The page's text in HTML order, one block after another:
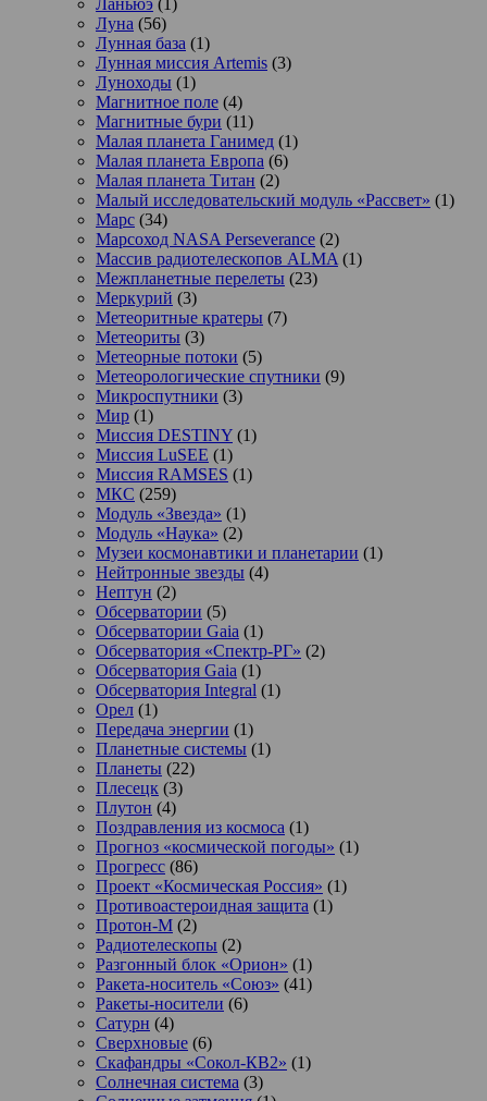
Ланьюэ (1)
Луна (56)
Лунная база (1)
Лунная миссия Artemis (3)
Луноходы (1)
Магнитное поле (4)
Магнитные бури (11)
Малая планета Ганимед (1)
Малая планета Европа (6)
Малая планета Титан (2)
Малый исследовательский модуль «Рассвет» (1)
Марс (34)
Марсоход NASA Perseverance (2)
Массив радиотелескопов ALMA(1)
Межпланетные перелеты (23)
Меркурий (3)
Метеоритные кратеры (7)
Метеориты (3)
Метеорные потоки (5)
Метеорологические спутники (9)
Микроспутники (3)
Мир (1)
Миссия DESTINY (1)
Миссия LuSEE (1)
Миссия RAMSES (1)
МКС (259)
Модуль «Звезда» (1)
Модуль «Наука» (2)
Музеи космонавтики и планетарии (1)
Нейтронные звезды (4)
Нептун (2)
Обсерватории (5)
Обсерватории Gaia (1)
Обсерватория «Спектр-РГ» (2)
Обсерватория Gaia (1)
Обсерватория Integral (1)
Орел (1)
Передача энергии (1)
Планетные системы (1)
Планеты (22)
Плесецк (3)
Плутон (4)
Поздравления из космоса (1)
Прогноз «космической погоды» (1)
Прогресс (86)
Проект «Космическая Россия» (1)
Противоастероидная защита (1)
Протон-М (2)
Радиотелескопы (2)
Разгонный блок «Орион» (1)
Ракета-носитель «Союз» (41)
Ракеты-носители (6)
Сатурн (4)
Сверхновые (6)
Скафандры «Сокол-КВ2» (1)
Солнечная система (3)